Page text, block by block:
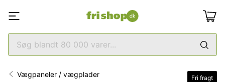
Vægpaneler / vægplader Fri fragt